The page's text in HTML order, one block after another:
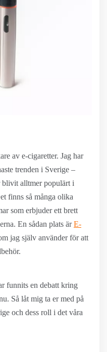
av e-cigaretter. Jag har
trenden i Sverige –
blivit alltmer populärt i
finns så många olika
som erbjuder ett brett
En sådan plats ärE-
jag själv använder för att
funnits en debatt kring
Så låt mig ta er med på
och dess roll i det våra